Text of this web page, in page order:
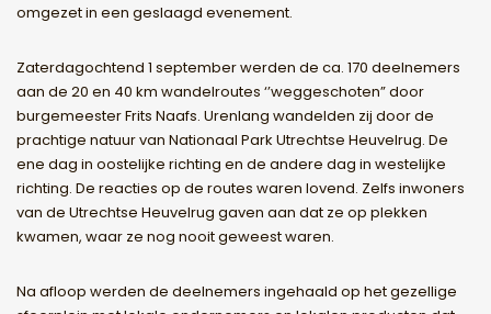
omgezet in een geslaagd evenement.
Zaterdagochtend 1 september werden de ca. 170 deelnemers
aan de 20 en 40 km wandelroutes ‘’weggeschoten” door
burgemeester Frits Naafs. Urenlang wandelden zij door de
prachtige natuur van Nationaal Park Utrechtse Heuvelrug. De
ene dag in oostelijke richting en de andere dag in westelijke
richting. De reacties op de routes waren lovend. Zelfs inwoners
van de Utrechtse Heuvelrug gaven aan dat ze op plekken
kwamen, waar ze nog nooit geweest waren.
Na afloop werden de deelnemers ingehaald op het gezellige